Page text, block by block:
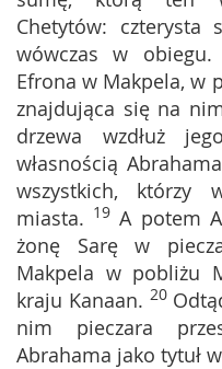
Chetytów: czterysta
wówczas w obiegu.
Efrona w Makpela, w
znajdująca się na
drzewa wzdłuż
własnością
wszystkich, którzy
miasta. 19 A potem
żonę Sarę w
Makpela w pobliżu
kraju Kanaan. 20
nim pieczara
Abrahama jako tytuł